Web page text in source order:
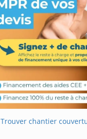
Trouver chantier